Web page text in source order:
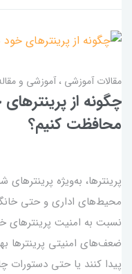
مقالات آموزشی آموزشی و
چگونه از
محافظت کنیم؟
پرینترها، به‌ویژه
محیط‌های اداری و حتی
نسبت به امنیت پرینترهای
ضعف‌های امنیتی پرینترها
پیدا کنند یا حتی دستورات